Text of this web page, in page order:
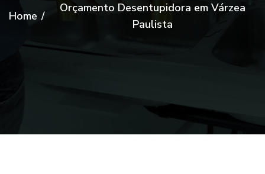
Home /
Orçamento Desentupidora em Várzea
Paulista